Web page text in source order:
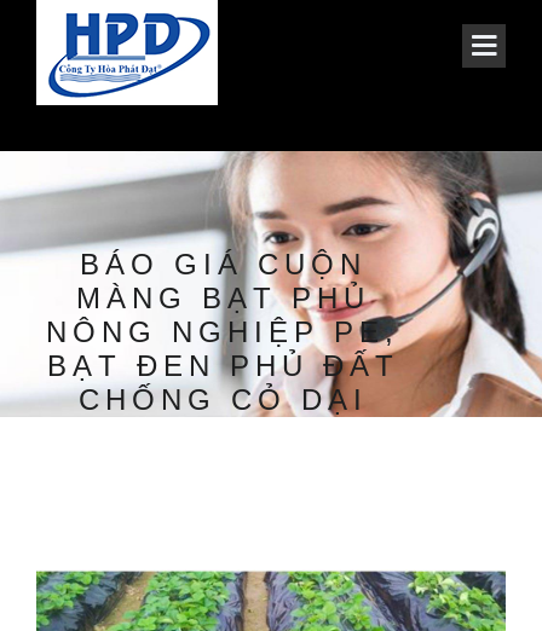
BÁO GIÁ CUỘN
MÀNG BẠT PHỦ
NÔNG NGHIỆP PE,
BẠT ĐEN PHỦ ĐẤT
CHỐNG CỎ DẠI